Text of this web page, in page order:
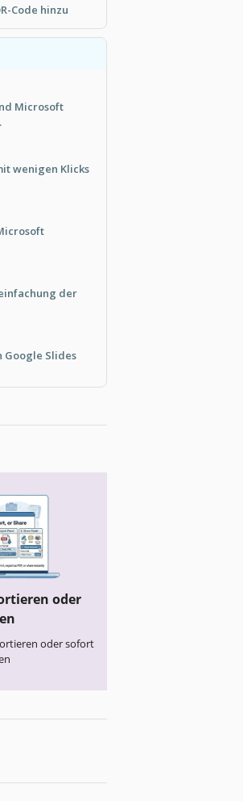
Code hinzu
Microsoft
wenigen Klicks
der
Google Slides
oder
oder sofort